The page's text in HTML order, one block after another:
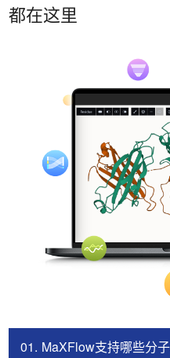
都在这里
01. MaXFlow支持哪些分